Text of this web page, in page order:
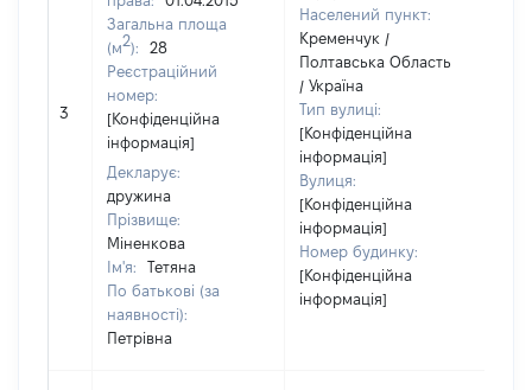
3
Загальна площа
(м2):
28
Реєстраційний
номер:
[Конфіденційна
інформація]
Декларує:
дружина
Прізвище:
Міненкова
Ім'я:
Тетяна
По батькові (за
наявності):
Петрівна
Населений пункт:
Кременчук /
Полтавська Область
/ Україна
Тип вулиці:
[Конфіденційна
інформація]
Вулиця:
[Конфіденційна
інформація]
Номер будинку:
[Конфіденційна
інформація]